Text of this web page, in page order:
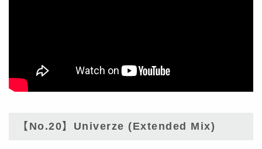
【No.20】Univerze (Extended Mix)